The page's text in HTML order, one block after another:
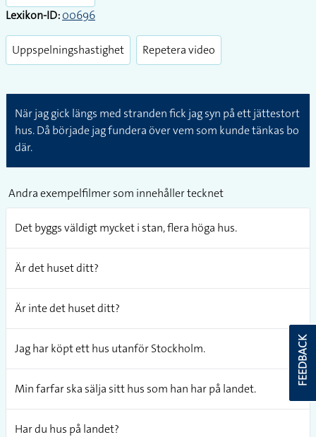
Lexikon-ID:00696
Uppspelningshastighet Repetera video
När jag gick längs med stranden fick jag syn på ett jättestort
hus. Då började jag fundera över vem som kunde tänkas bo
där.
Andra exempelfilmer som innehåller tecknet
Det byggs väldigt mycket i stan, flera höga hus.
Är det huset ditt?
Är inte det huset ditt?
Jag har köpt ett hus utanför Stockholm.
Min farfar ska sälja sitt hus som han har på landet.
Har du hus på landet?
FEEDBACK